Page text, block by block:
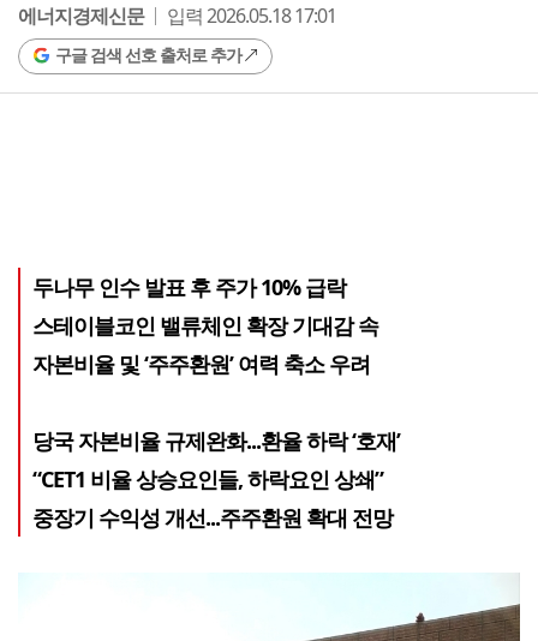
에너지경제신문
입력 2026.05.18 17:01
구글 검색 선호 출처로 추가
두나무 인수 발표 후 주가 10% 급락
스테이블코인 밸류체인 확장 기대감 속
자본비율 및 ‘주주환원’ 여력 축소 우려
당국 자본비율 규제완화...환율 하락 ‘호재’
“CET1 비율 상승요인들, 하락요인 상쇄”
중장기 수익성 개선...주주환원 확대 전망